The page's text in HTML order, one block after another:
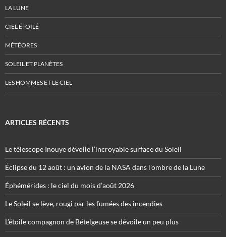
LA LUNE
CIEL ÉTOILÉ
MÉTÉORES
SOLEIL ET PLANÈTES
LES HOMMES ET LE CIEL
ARTICLES RÉCENTS
Le télescope Inouye dévoile l’incroyable surface du Soleil
Éclipse du 12 août : un avion de la NASA dans l’ombre de la Lune
Éphémérides : le ciel du mois d’août 2026
Le Soleil se lève, rougi par les fumées des incendies
L’étoile compagnon de Bételgeuse se dévoile un peu plus